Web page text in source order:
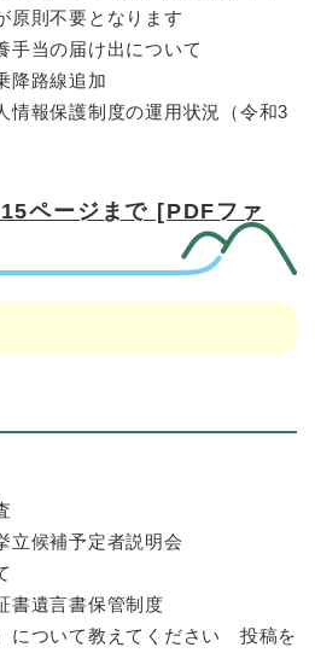
原則不要となります
手当の届け出について
降路線追加
情報保護制度の運用状況（令和3
ページまで [PDFファ
立候補予定者説明会
書遺言書保管制度
について教えてください 投稿を